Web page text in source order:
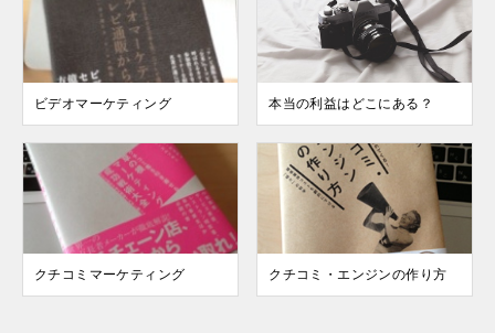
ビデオマーケティング 本当の利益はどこにある？
クチコミマーケティング クチコミ・エンジンの作り方